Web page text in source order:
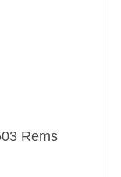
Rems